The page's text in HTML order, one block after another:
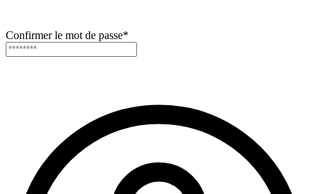
Confirmer le mot de passe*